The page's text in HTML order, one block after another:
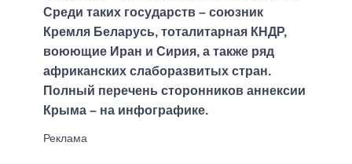
Среди таких государств – союзник
Кремля Беларусь, тоталитарная КНДР,
воюющие Иран и Сирия, а также ряд
африканских слаборазвитых стран.
Полный перечень сторонников аннексии
Крыма – на инфографике.